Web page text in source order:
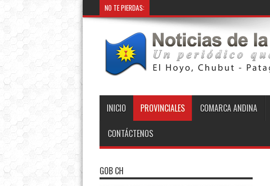
NO TE PIERDAS:
INICIO PROVINCIALES COMARCA ANDINA
CONTÁCTENOS
GOB CH